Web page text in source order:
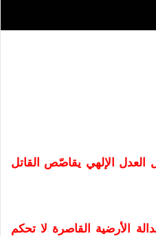
الإلهي يقاصّص القاتل
الأرضية القاصرة لا تحكم